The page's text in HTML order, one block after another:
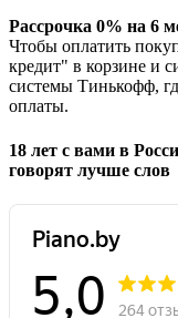
Рассрочка 0% на 6
Чтобы оплатить
кредит" в корзине и
системы Тинькофф,
оплаты.
18 лет с вами в
говорят лучше слов